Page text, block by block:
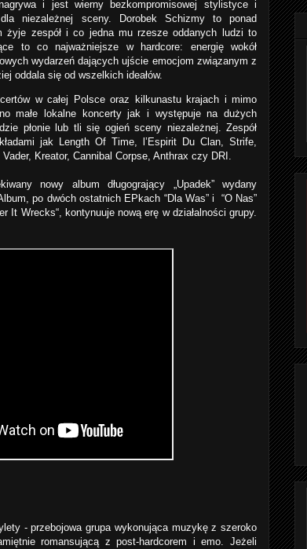
i jest wierny bezkompromisowej stylistyce i
dla niezależnej sceny. Dorobek Schizmy to ponad
żyje zespół i co jedna mu rzesze oddanych ludzi to
to co najważniejsze w hardcore: energię wokół
wydarzeń dających ujście emocjom związanym z
oddala się od wszelkich ideałów.
w całej Polsce oraz kilkunastu krajach i mimo
małe lokalne koncerty jak i występuje na dużych
płonie lub tli się ogień sceny niezależnej. Zespół
jak Length Of Time, l’Espirit Du Clan, Strife,
Kreator, Cannibal Corpse, Anthrax czy DRI.
nowy album długogrający „Upadek” wydany
po dwóch ostatnich EPkach “Dla Was” i “O Nas”
It Wrecks“, kontynuuje nową erę w działalności grupy.
- przebojowa grupa wykonująca muzykę z szeroko
romansującą z post-hardcorem i emo. Jeżeli